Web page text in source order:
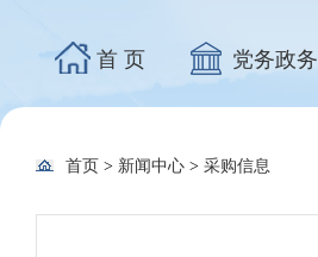
首 页 党务政务
首页 > 新闻中心 > 采购信息